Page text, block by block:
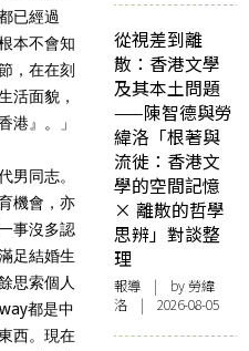
已經過
本不會知
，在在刻
活面貌，
港』。」
男同志。
機會，亦
事沒多認
足結婚生
思索個人
都是中
西。現在
從視差到離
散：香港文學
及其本土問題
——陳智德與勞
緯洛「根著與
流徙：香港文
學的空間記憶
× 離散的哲學
思辨」對談整
理
報導 | by 勞緯
洛 | 2026-08-05